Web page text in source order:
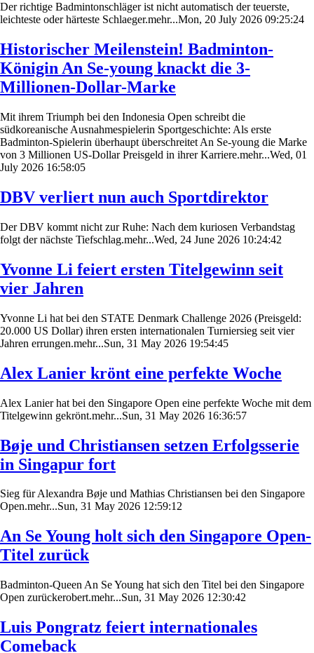
Der richtige Badmintonschläger ist nicht automatisch der teuerste,
leichteste oder härteste Schlaeger.mehr...Mon, 20 July 2026 09:25:24
Historischer Meilenstein! Badminton-
Königin An Se-young knackt die 3-
Millionen-Dollar-Marke
Mit ihrem Triumph bei den Indonesia Open schreibt die
südkoreanische Ausnahmespielerin Sportgeschichte: Als erste
Badminton-Spielerin überhaupt überschreitet An Se-young die Marke
von 3 Millionen US-Dollar Preisgeld in ihrer Karriere.mehr...Wed, 01
July 2026 16:58:05
DBV verliert nun auch Sportdirektor
Der DBV kommt nicht zur Ruhe: Nach dem kuriosen Verbandstag
folgt der nächste Tiefschlag.mehr...Wed, 24 June 2026 10:24:42
Yvonne Li feiert ersten Titelgewinn seit
vier Jahren
Yvonne Li hat bei den STATE Denmark Challenge 2026 (Preisgeld:
20.000 US Dollar) ihren ersten internationalen Turniersieg seit vier
Jahren errungen.mehr...Sun, 31 May 2026 19:54:45
Alex Lanier krönt eine perfekte Woche
Alex Lanier hat bei den Singapore Open eine perfekte Woche mit dem
Titelgewinn gekrönt.mehr...Sun, 31 May 2026 16:36:57
Bøje und Christiansen setzen Erfolgsserie
in Singapur fort
Sieg für Alexandra Bøje und Mathias Christiansen bei den Singapore
Open.mehr...Sun, 31 May 2026 12:59:12
An Se Young holt sich den Singapore Open-
Titel zurück
Badminton-Queen An Se Young hat sich den Titel bei den Singapore
Open zurückerobert.mehr...Sun, 31 May 2026 12:30:42
Luis Pongratz feiert internationales
Comeback